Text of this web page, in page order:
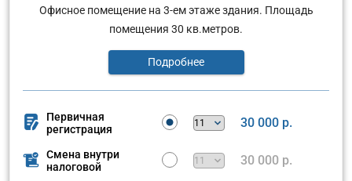
Офисное помещение на 3-ем этаже здания. Площадь
помещения 30 кв.метров.
Подробнее
Первичная
регистрация
30 000 р.
Смена внутри
налоговой
30 000 р.